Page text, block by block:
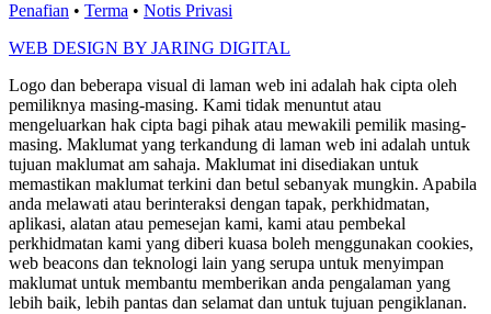
Penafian • Terma • Notis Privasi
WEB DESIGN BY JARING DIGITAL
Logo dan beberapa visual di laman web ini adalah hak cipta oleh
pemiliknya masing-masing. Kami tidak menuntut atau
mengeluarkan hak cipta bagi pihak atau mewakili pemilik masing-
masing. Maklumat yang terkandung di laman web ini adalah untuk
tujuan maklumat am sahaja. Maklumat ini disediakan untuk
memastikan maklumat terkini dan betul sebanyak mungkin. Apabila
anda melawati atau berinteraksi dengan tapak, perkhidmatan,
aplikasi, alatan atau pemesejan kami, kami atau pembekal
perkhidmatan kami yang diberi kuasa boleh menggunakan cookies,
web beacons dan teknologi lain yang serupa untuk menyimpan
maklumat untuk membantu memberikan anda pengalaman yang
lebih baik, lebih pantas dan selamat dan untuk tujuan pengiklanan.